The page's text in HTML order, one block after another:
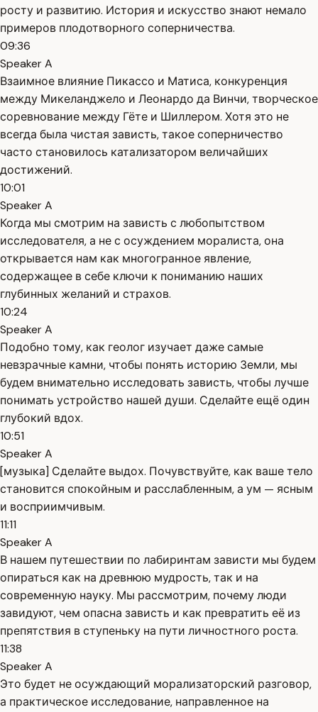
росту и развитию. История и искусство знают немало
примеров плодотворного соперничества.
09:36
Speaker A
Взаимное влияние Пикассо и Матиса, конкуренция
между Микеланджело и Леонардо да Винчи, творческое
соревнование между Гёте и Шиллером. Хотя это не
всегда была чистая зависть, такое соперничество
часто становилось катализатором величайших
достижений.
10:01
Speaker A
Когда мы смотрим на зависть с любопытством
исследователя, а не с осуждением моралиста, она
открывается нам как многогранное явление,
содержащее в себе ключи к пониманию наших
глубинных желаний и страхов.
10:24
Speaker A
Подобно тому, как геолог изучает даже самые
невзрачные камни, чтобы понять историю Земли, мы
будем внимательно исследовать зависть, чтобы лучше
понимать устройство нашей души. Сделайте ещё один
глубокий вдох.
10:51
Speaker A
[музыка] Сделайте выдох. Почувствуйте, как ваше тело
становится спокойным и расслабленным, а ум — ясным
и восприимчивым.
11:11
Speaker A
В нашем путешествии по лабиринтам зависти мы будем
опираться как на древнюю мудрость, так и на
современную науку. Мы рассмотрим, почему люди
завидуют, чем опасна зависть и как превратить её из
препятствия в ступеньку на пути личностного роста.
11:38
Speaker A
Это будет не осуждающий морализаторский разговор,
а практическое исследование, направленное на